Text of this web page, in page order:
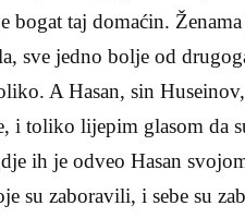
bogat taj domaćin.
sve jedno bolje od
A Hasan, sin
i toliko lije­pim glasom da
ih je odveo Hasan
su zaboravili, i sebe su